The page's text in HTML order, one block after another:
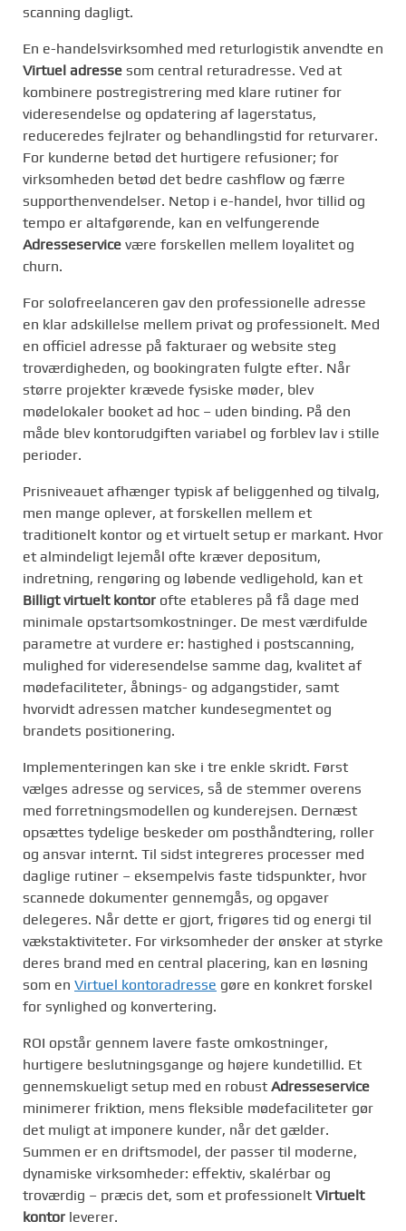
scanning dagligt.
En e-handelsvirksomhed med returlogistik anvendte en
Virtuel adresse som central returadresse. Ved at
kombinere postregistrering med klare rutiner for
videresendelse og opdatering af lagerstatus,
reduceredes fejlrater og behandlingstid for returvarer.
For kunderne betød det hurtigere refusioner; for
virksomheden betød det bedre cashflow og færre
supporthenvendelser. Netop i e-handel, hvor tillid og
tempo er altafgørende, kan en velfungerende
Adresseservice være forskellen mellem loyalitet og
churn.
For solofreelanceren gav den professionelle adresse
en klar adskillelse mellem privat og professionelt. Med
en officiel adresse på fakturaer og website steg
troværdigheden, og bookingraten fulgte efter. Når
større projekter krævede fysiske møder, blev
mødelokaler booket ad hoc – uden binding. På den
måde blev kontorudgiften variabel og forblev lav i stille
perioder.
Prisniveauet afhænger typisk af beliggenhed og tilvalg,
men mange oplever, at forskellen mellem et
traditionelt kontor og et virtuelt setup er markant. Hvor
et almindeligt lejemål ofte kræver depositum,
indretning, rengøring og løbende vedligehold, kan et
Billigt virtuelt kontor ofte etableres på få dage med
minimale opstartsomkostninger. De mest værdifulde
parametre at vurdere er: hastighed i postscanning,
mulighed for videresendelse samme dag, kvalitet af
mødefaciliteter, åbnings- og adgangstider, samt
hvorvidt adressen matcher kundesegmentet og
brandets positionering.
Implementeringen kan ske i tre enkle skridt. Først
vælges adresse og services, så de stemmer overens
med forretningsmodellen og kunderejsen. Dernæst
opsættes tydelige beskeder om posthåndtering, roller
og ansvar internt. Til sidst integreres processer med
daglige rutiner – eksempelvis faste tidspunkter, hvor
scannede dokumenter gennemgås, og opgaver
delegeres. Når dette er gjort, frigøres tid og energi til
vækstaktiviteter. For virksomheder der ønsker at styrke
deres brand med en central placering, kan en løsning
som en Virtuel kontoradresse gøre en konkret forskel
for synlighed og konvertering.
ROI opstår gennem lavere faste omkostninger,
hurtigere beslutningsgange og højere kundetillid. Et
gennemskueligt setup med en robust Adresseservice
minimerer friktion, mens fleksible mødefaciliteter gør
det muligt at imponere kunder, når det gælder.
Summen er en driftsmodel, der passer til moderne,
dynamiske virksomheder: effektiv, skalérbar og
troværdig – præcis det, som et professionelt Virtuelt
kontor leverer.